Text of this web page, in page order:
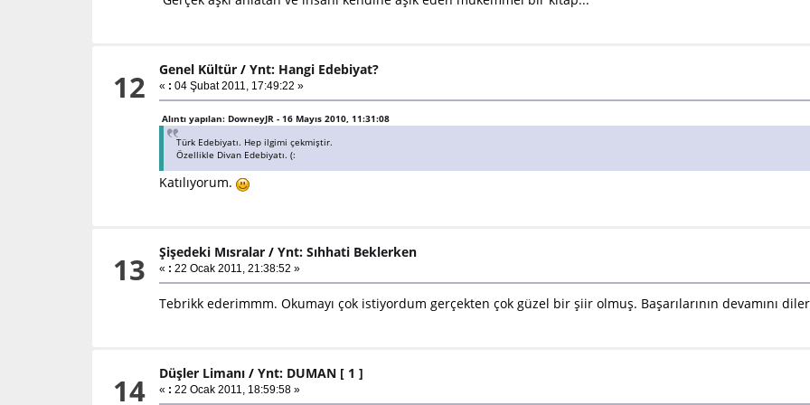
12 Genel Kültür /Ynt: Hangi Edebiyat?
« : 04 Şubat 2011, 17:49:22 »
Alıntı yapılan: DowneyJR - 16 Mayıs 2010, 11:31:08
Türk Edebiyatı. Hep ilgimi çekmiştir.
Özellikle Divan Edebiyatı. (:
Katılıyorum.
13 Şişedeki Mısralar /Ynt: Sıhhati Beklerken
« : 22 Ocak 2011, 21:38:52 »
Tebrikk ederimmm. Okumayı çok istiyordum gerçekten çok güzel bir şiir olmuş. Başarılarının devamını
14 Düşler Limanı /Ynt: DUMAN [ 1 ]
« : 22 Ocak 2011, 18:59:58 »